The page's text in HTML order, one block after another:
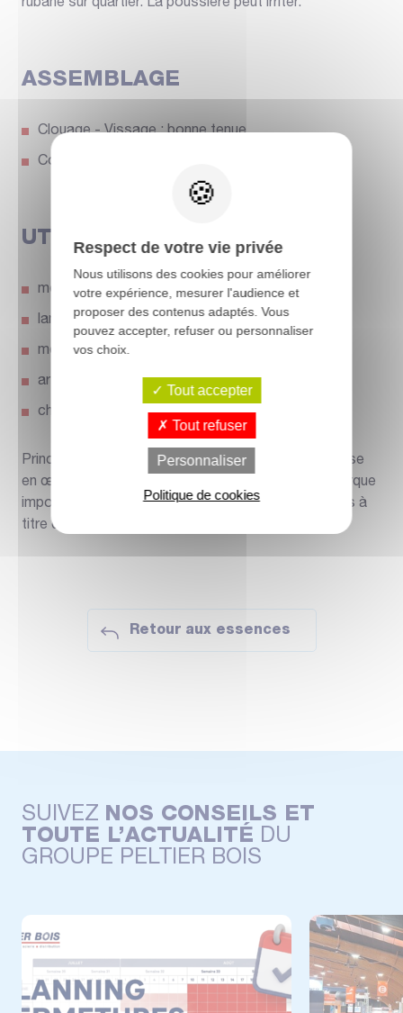
rubané sur quartier. La poussière peut irriter.
ASSEMBLAGE
Clouage - Vissage : bonne tenue
Collage : correct
UTILISATIONS
meuble
lambris
menuiserie intérieure
articles tournés
charpente légère
Principales utilisations connues à valider par une mise
en œuvre dans le respect des règles de l’art. Remarque
importante : certaines utilisations sont mentionnées à
titre d’information.
Retour aux essences
SUIVEZ NOS CONSEILS ET
TOUTE L’ACTUALITÉ DU
GROUPE PELTIER BOIS
Respect de votre vie privée
Nous utilisons des cookies pour améliorer
votre expérience, mesurer l'audience et
proposer des contenus adaptés. Vous
pouvez accepter, refuser ou personnaliser
vos choix.
Tout accepter
Tout refuser
Personnaliser
Politique de cookies